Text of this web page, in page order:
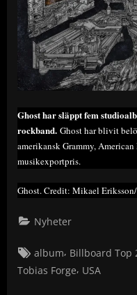
Ghost har släppt fem
rockband. Ghost har blivit
amerikansk Grammy,
musikexportpris.
Ghost. Credit: Mikael
Nyheter
Tags:
album, Billboard Top
Tobias Forge, USA